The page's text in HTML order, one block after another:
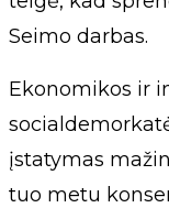
Seimo darbas.
Ekonomikos ir
įstatymas
tuo metu